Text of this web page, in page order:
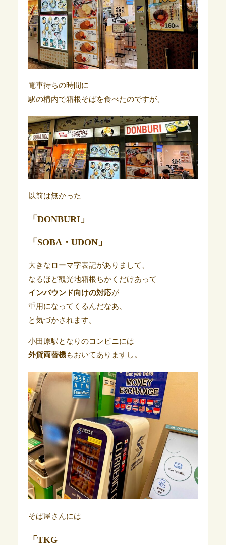
電車待ちの時間に
駅の構内で箱根そばを食べたのですが、
以前は無かった
「DONBURI」
「SOBA・UDON」
大きなローマ字表記がありまして、
なるほど観光地箱根ちかくだけあって
インバウンド向けの対応が
重用になってくるんだなあ、
と気づかされます。
小田原駅となりのコンビニには
外貨両替機もおいてありますし。
そば屋さんには
「TKG